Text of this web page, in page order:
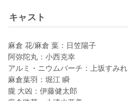
キャスト
麻倉 花/麻倉 葉：日笠陽子
阿弥陀丸：小西克幸
アルミ・ニウムバーチ：上坂すみれ
麻倉葉羽：堀江 瞬
朧 大凶：伊藤健太郎